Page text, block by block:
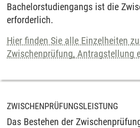
Bachelorstudiengangs ist die
erforderlich.
Hier finden Sie alle Einzelheiten
Zwischenprüfung, Antragstellung
ZWISCHENPRÜFUNGSLEISTUNG
Das Bestehen der